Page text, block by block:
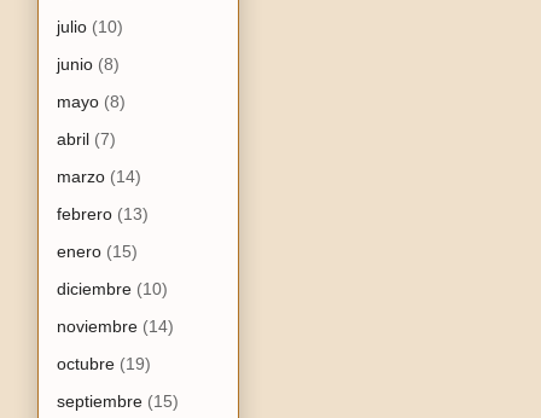
julio (10)
junio (8)
mayo (8)
abril (7)
marzo (14)
febrero (13)
enero (15)
diciembre (10)
noviembre (14)
octubre (19)
septiembre (15)